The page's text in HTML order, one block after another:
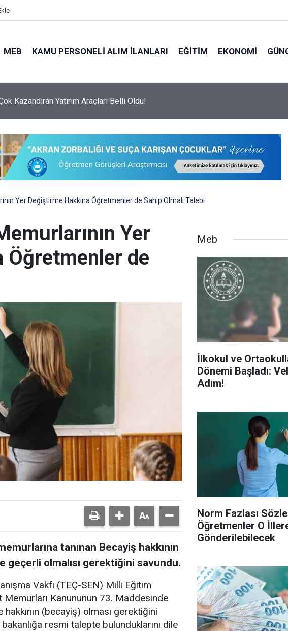
MEB KAMU PERSONELI ALIM İLANLARI EĞITIM EKONOMI
Kazandıran Yatırım Araçları Belli Oldu!
Yer Değiştirme Hakkına Öğretmenler de Sahip Olmalı Talebi
Yer
Öğretmenler de
tanınan Becayiş hakkının
geçerli olmalısı gerektiğini savundu.
Vakfı (TEÇ-SEN) Milli Eğitim
Memurları Kanununun 73. Maddesinde
hakkının (becayiş) olması gerektiğini
resmi talepte bulunduklarını dile
Meb
İlkokul ve
Dönemi Başladı:
Adım!
Norm Fazlası
Öğretmenler O
Gönderilebilecek